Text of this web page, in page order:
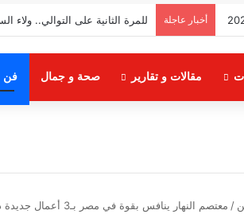
أخبار عاجلة للمرة الثانية على التوالي.. ولاء
مقالات و تقارير صحة و جمال فن
/ معتصم النهار ينافس بقوة في مصر بـ3 أعمال جديدة دفعة واحدة